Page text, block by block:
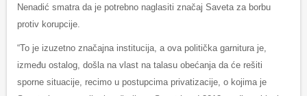
Nenadić smatra da je potrebno naglasiti značaj Saveta za borbu
protiv korupcije.
“To je izuzetno značajna institucija, a ova politička garnitura je,
između ostalog, došla na vlast na talasu obećanja da će rešiti
sporne situacije, recimo u postupcima privatizacije, o kojima je